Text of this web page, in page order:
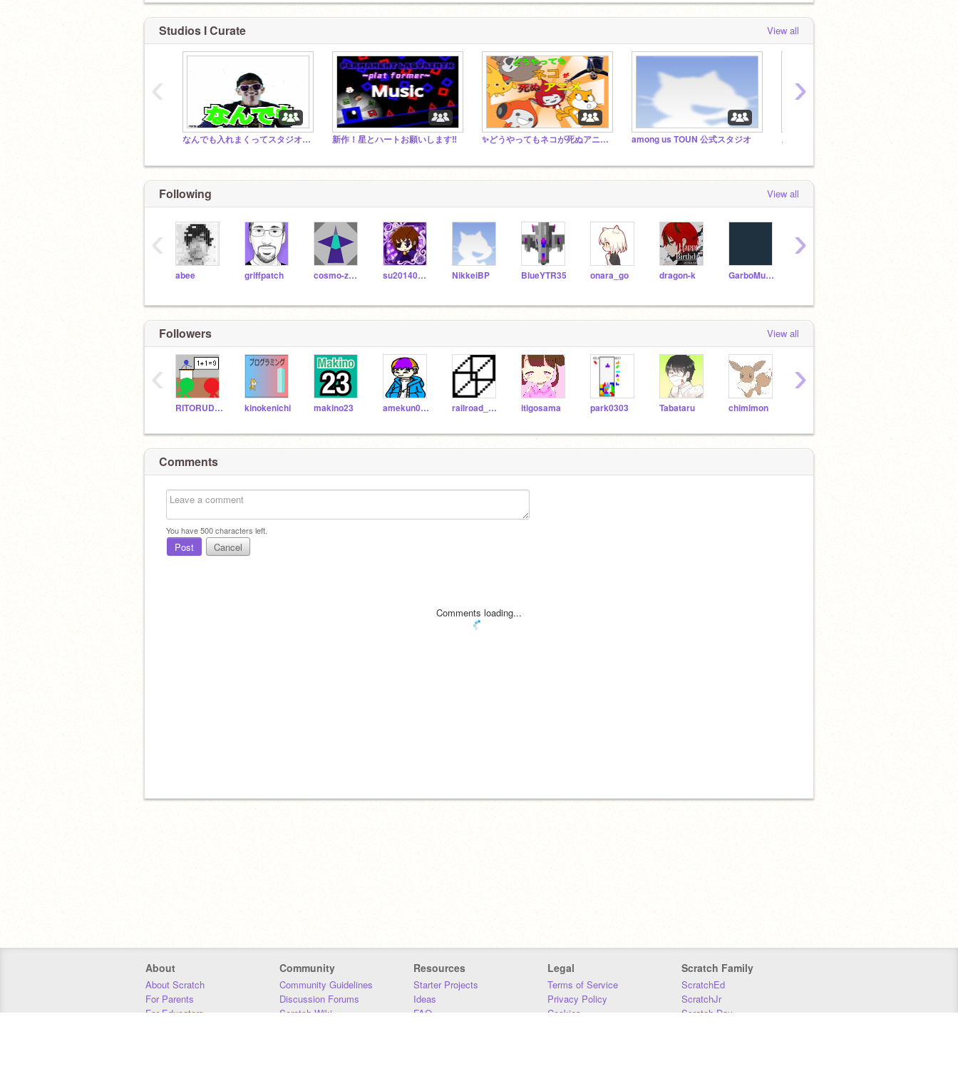
Studios I Curate View all
なんでも入れまくってスタジオ！ / Add all studio! (宣伝と雑談もok!) 新作！星とハートお願いします‼︎ ✨どうやってもネコが死ぬアニメ集✨ among us TOUN 公式スタジオ
‹ ›
Following View all
abee griffpatch cosmo-zero su2014080902 NikkeiBP BlueYTR35 onara_go dragon-k GarboMuffin
‹ ›
Followers View all
RITORUDX3 kinokenichi makino23 amekun0314 railroad_crossing itigosama park0303 Tabataru chimimon
‹ ›
Comments
You have500characters left.
Post Cancel
Comments loading...
About
About Scratch
For Parents
For Educators
Community
Community Guidelines
Discussion Forums
Scratch Wiki
Resources
Starter Projects
Ideas
FAQ
Legal
Terms of Service
Privacy Policy
Cookies
Scratch Family
ScratchEd
ScratchJr
Scratch Day